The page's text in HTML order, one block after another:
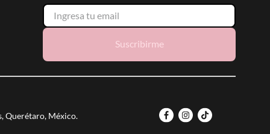
Suscribirme
Querétaro, México.